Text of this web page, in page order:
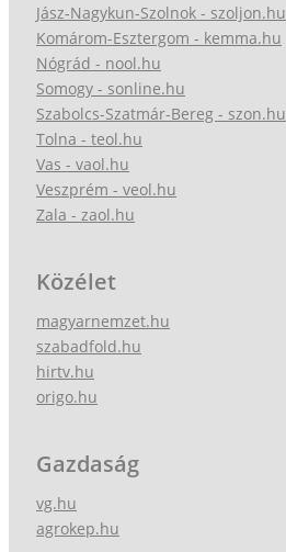
Jász-Nagykun-Szolnok - szoljon.hu
Komárom-Esztergom - kemma.hu
Nógrád - nool.hu
Somogy - sonline.hu
Szabolcs-Szatmár-Bereg - szon.hu
Tolna - teol.hu
Vas - vaol.hu
Veszprém - veol.hu
Zala - zaol.hu
Közélet
magyarnemzet.hu
szabadfold.hu
hirtv.hu
origo.hu
Gazdaság
vg.hu
agrokep.hu